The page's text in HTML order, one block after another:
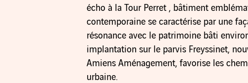
écho à la Tour Perret , bâtiment
contemporaine se caractérise par une
résonance avec le patrimoine bâti
implantation sur le parvis Freyssinet,
Amiens Aménagement, favorise les
urbaine.